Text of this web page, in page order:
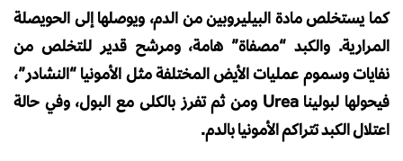
كما يستخلص مادة البيليروبين من الدم، ويوصلها إلى الحويصلة
المرارية. والكبد “مصفاة” هامة، ومرشح قدير للتخلص من
نفايات وسموم عمليات الأيض المختلفة مثل الأمونيا “النشادر”،
فيحولها لبولينا Urea ومن ثم تفرز بالكلى مع البول، وفي حالة
اعتلال الكبد تتراكم الأمونيا بالدم.